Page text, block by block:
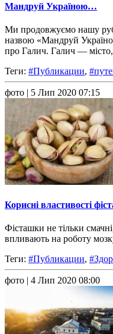
Мандруй Україною…
Ми продовжуємо нашу
назвою «Мандруй
про Галич. Галич —
Теги: #Публикации,
фото | 5 Лип 2020 07:15
Корисні властивості
Фісташки не тільки
впливають на роботу
Теги: #Публикации,
фото | 4 Лип 2020 08:00